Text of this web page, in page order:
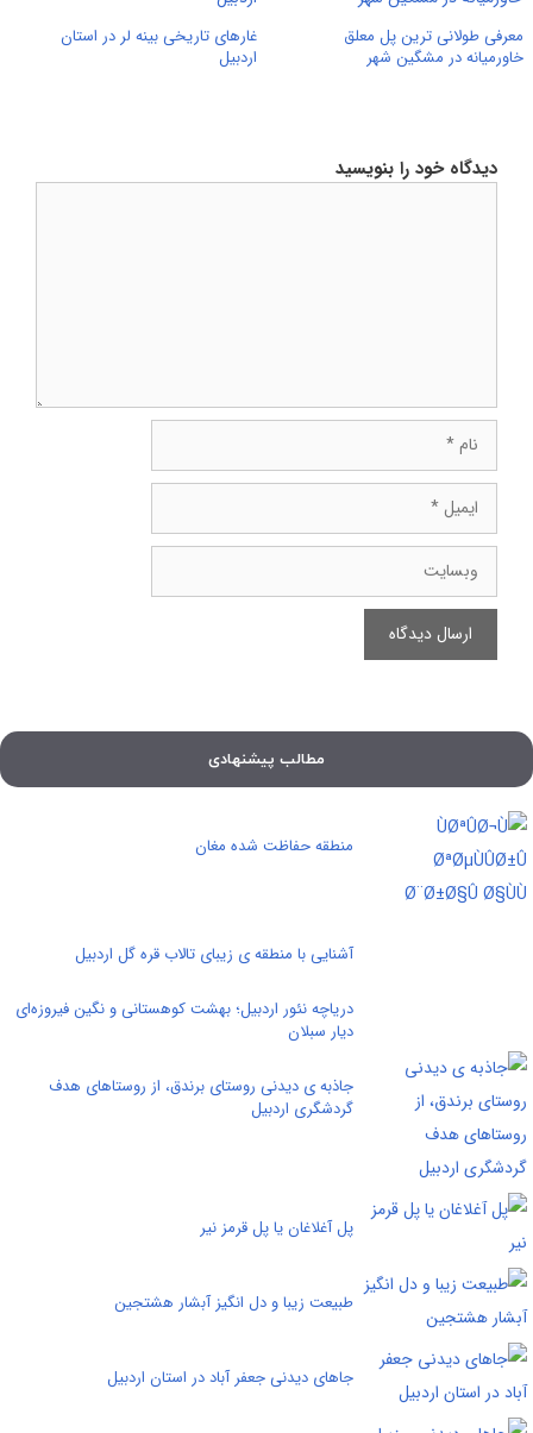
معرفی طولانی ترین پل معلق
خاورمیانه در مشگین شهر
غارهای تاریخی بینه لر در استان
اردبیل
دیدگاه خود را بنویسید
ایمیل
وبسایت
مطالب پیشنهادی
منطقه حفاظت شده مغان
آشنایی با منطقه ی زیبای تالاب قره گل اردبیل
دریاچه نئور اردبیل؛ بهشت کوهستانی و نگین فیروزه‌ای
دیار سبلان
جاذبه ی دیدنی روستای برندق، از روستاهای هدف
گردشگری اردبيل
پل آغلاغان یا پل قرمز نیر
طبیعت زیبا و دل انگیز آبشار هشتجین
جاهای دیدنی جعفر آباد در استان اردبیل